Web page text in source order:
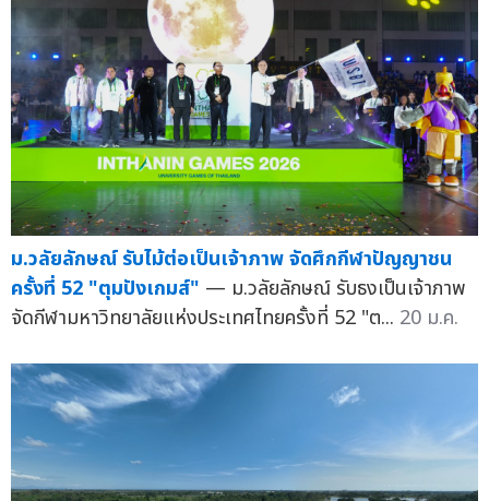
ม.วลัยลักษณ์ รับไม้ต่อเป็นเจ้าภาพ จัดศึกกีฬาปัญญาชน
ครั้งที่ 52 "ตุมปังเกมส์" — ม.วลัยลักษณ์ รับธงเป็นเจ้าภาพ
จัดกีฬามหาวิทยาลัยแห่งประเทศไทยครั้งที่ 52 "ต... 20 ม.ค.